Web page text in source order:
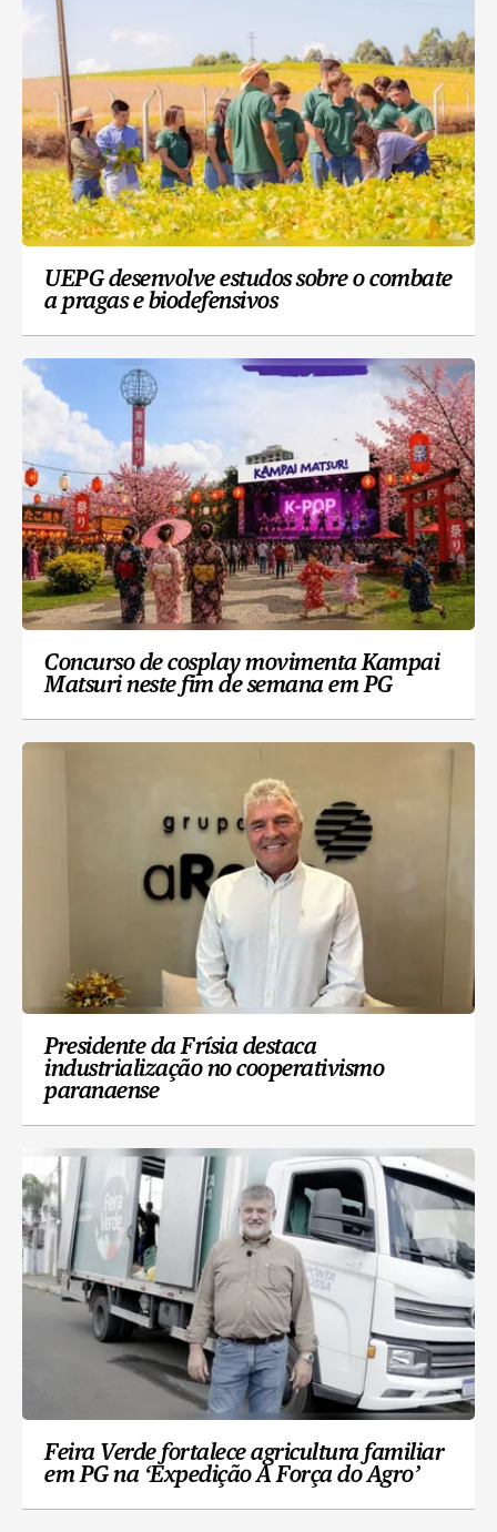
UEPG desenvolve estudos sobre o combate
a pragas e biodefensivos
Concurso de cosplay movimenta Kampai
Matsuri neste fim de semana em PG
Presidente da Frísia destaca
industrialização no cooperativismo
paranaense
Feira Verde fortalece agricultura familiar
em PG na ‘Expedição A Força do Agro’